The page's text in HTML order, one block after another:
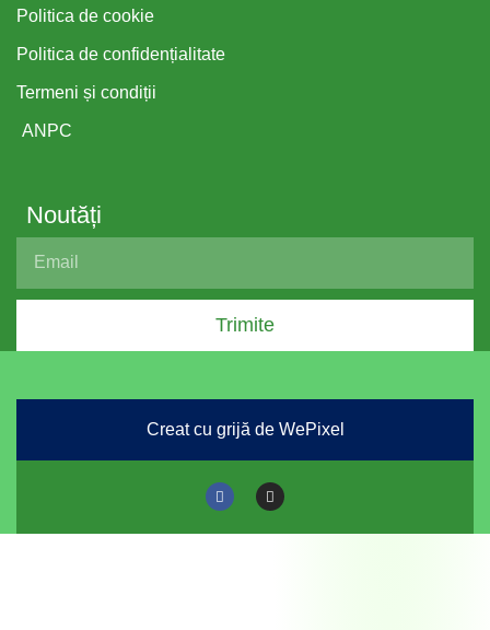
Politica de cookie
Politica de confidențialitate
Termeni și condiții
ANPC
Noutăți
Trimite
Creat cu grijă de WePixel